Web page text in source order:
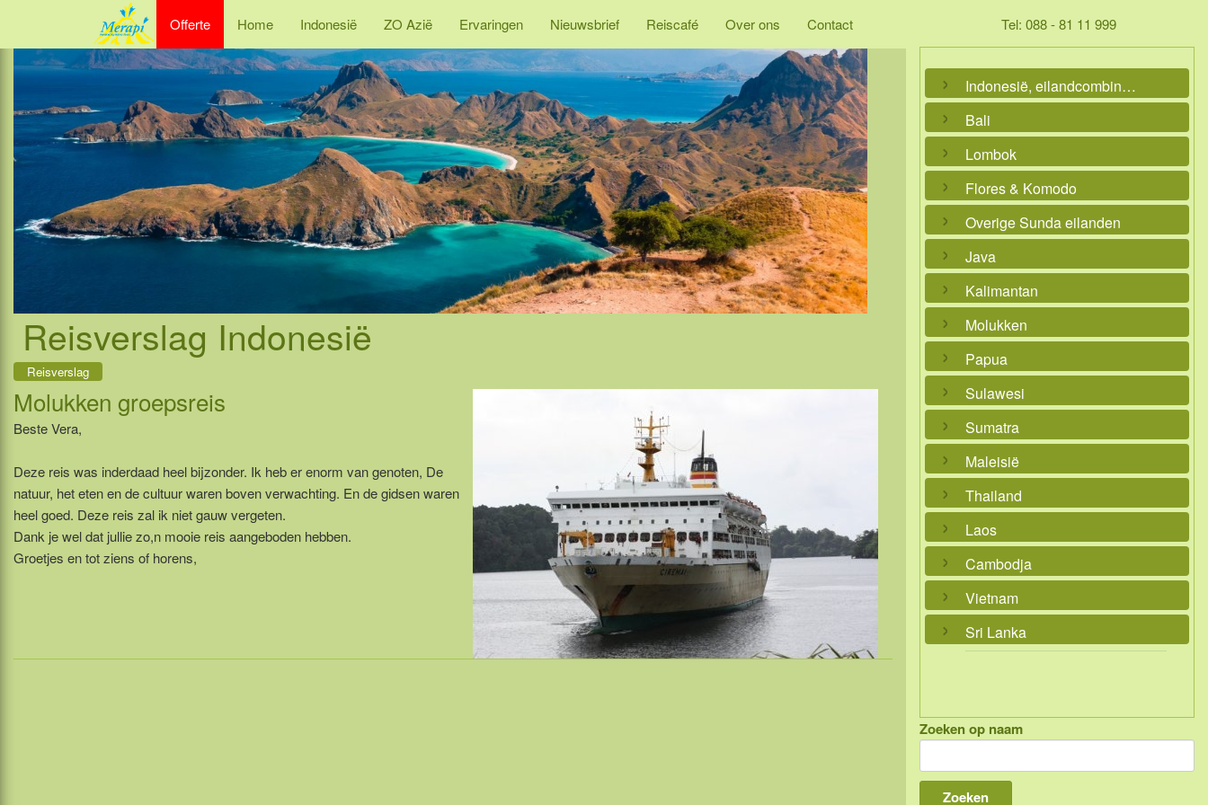
Offerte Home Indonesië ZO Azië Ervaringen Nieuwsbrief Reiscafé Over ons Contact Tel: 088 - 81 11 999
Reisverslag Indonesië
Reisverslag
Molukken groepsreis
Beste Vera,
Deze reis was inderdaad heel bijzonder. Ik heb er enorm van genoten, De
natuur, het eten en de cultuur waren boven verwachting. En de gidsen waren
heel goed. Deze reis zal ik niet gauw vergeten.
Dank je wel dat jullie zo,n mooie reis aangeboden hebben.
Groetjes en tot ziens of horens,
Indonesië, eilandcombinaties
Bali
Lombok
Flores & Komodo
Overige Sunda eilanden
Java
Kalimantan
Molukken
Papua
Sulawesi
Sumatra
Maleisië
Thailand
Laos
Cambodja
Vietnam
Sri Lanka
Zoeken op naam